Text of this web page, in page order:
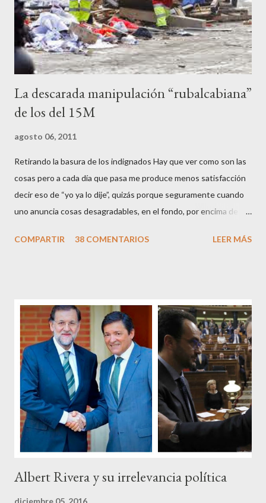
agredirla, morderla, para que toda la pijo progresía del país, todos
los que no fuman ni tabaco, n...
La descarada manipulación “rubalcabiana”
de los del 15M
agosto 06, 2011
Retirando la basura de los indignados Hay que ver como son las
cosas pero a cada día que pasa me produce menos satisfacción
decir eso de “yo ya lo dije”, quizás porque seguramente cuando
uno anuncia cosas desagradables, en el fondo, por encima de la
Pero francamente estos socialistas son tan transparentes en su
de ciudadanos, la mayoría de los cuales no han pagado jamás un
impuesto, sea por vocación o simplemente por no haber tenido
un trabajo en su vida, decidieron salir a la calle revestidos de la
sagrada túnica de la “indignación ciudadana” y con su actitud
crear una paradoja, se autodenominaban “movimiento 15M” y lo
que hicieron fue apoderarse de una plaza pública y allí sentaron
sus reales, bueno sus reales no,...
COMPARTIR 38 COMENTARIOS LEER MÁS
Albert Rivera y su irrelevancia política
diciembre 05, 2016